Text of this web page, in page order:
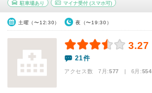
駐車場あり マイナ受付(スマホ可)
土曜（〜12:30） 夜（〜19:30）
3.27
21件
アクセス数 7月:577 | 6月:554